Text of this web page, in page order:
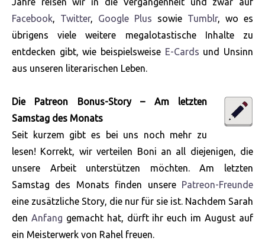
Facebook, Twitter, Google Plus sowie Tumblr, wo es
übrigens viele weitere megalotastische Inhalte zu
entdecken gibt, wie beispielsweise E-Cards und Unsinn
aus unseren literarischen Leben.
Die Patreon Bonus-Story – Am letzten
Samstag des Monats
Seit kurzem gibt es bei uns noch mehr zu
lesen! Korrekt, wir verteilen Boni an all diejenigen, die
unsere Arbeit unterstützen möchten. Am letzten
Samstag des Monats finden unsere Patreon-Freunde
eine zusätzliche Story, die nur für sie ist. Nachdem Sarah
den Anfang gemacht hat, dürft ihr euch im August auf
ein Meisterwerk von Rahel freuen.